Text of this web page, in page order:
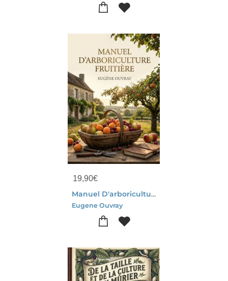
19,90€
Manuel D'arboriculture Fruitiere : Le Guide Pratique Pour Cultiver Et Entretenir Vos Arbres Fruitiers
Eugene Ouvray